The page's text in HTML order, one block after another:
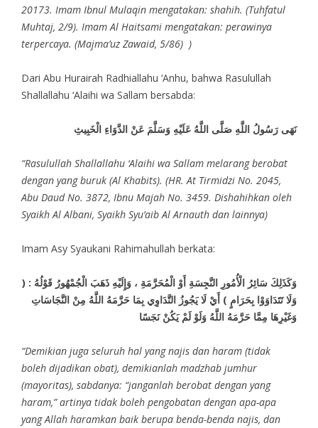
20173. Imam Ibnul Mulaqin mengatakan: shahih. (Tuhfatul
Muhtaj, 2/9). Imam Al Haitsami mengatakan: perawinya
terpercaya. (Majma’uz Zawaid, 5/86) )
Dari Abu Hurairah Radhiallahu ‘Anhu, bahwa Rasulullah
Shallallahu ‘Alaihi wa Sallam bersabda:
نَهَى رَسُولُ اللَّهِ صَلَّى اللَّهُ عَلَيْهِ وَسَلَّمَ عَنْ الدَّوَاءِ الْخَبِيثِ
“Rasulullah Shallallahu ‘Alaihi wa Sallam melarang berobat
dengan yang buruk (Al Khabits). (HR. At Tirmidzi No. 2045,
Abu Daud No. 3872, Ibnu Majah No. 3459. Dishahihkan oleh
Syaikh Al Albani, Syaikh Syu’aib Al Arnauth dan lainnya)
Imam Asy Syaukani Rahimahullah berkata:
وَكَذَلِكَ سَائِرُ الْأُمُورِ النَّجِسَةِ أَوْ الْمُحَرَّمَةِ ، وَإِلَيْهِ ذَهَبَ الْجُمْهُورُ قَوْلُهُ : (
وَلَا تَتَدَاوَوْا بِحَرَامٍ ) أَيْ لَا يَجُوزُ التَّدَاوِي بِمَا حَرَّمَهُ اللَّهُ مِنْ النَّجَاسَاتِ
وَغَيْرِهَا مِمَّا حَرَّمَهُ اللَّهُ وَلَوْ لَمْ يَكُنْ نَجَسًا
“Demikian juga seluruh hal yang najis dan haram (tidak
boleh dijadikan obat), demikianlah madzhab jumhur
(mayoritas), sabdanya: “janganlah berobat dengan yang
haram,” artinya tidak boleh pengobatan dengan apa-apa
yang Allah haramkan baik berupa benda-benda najis, dan